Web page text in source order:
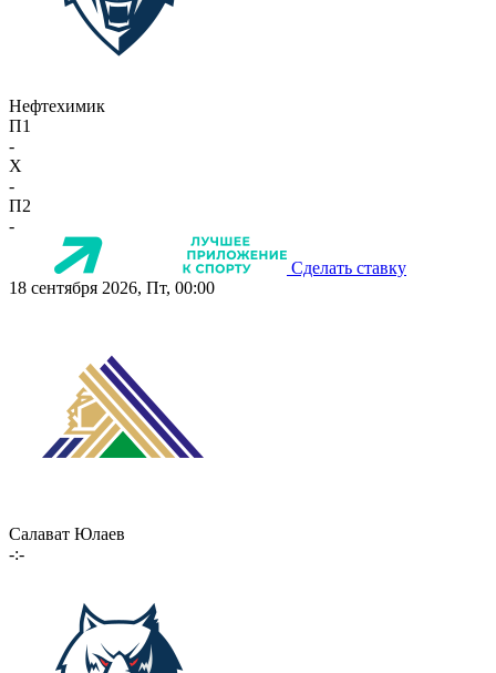
Нефтехимик
П1
-
X
-
П2
-
Сделать ставку
18 сентября 2026, Пт, 00:00
Салават Юлаев
-:-